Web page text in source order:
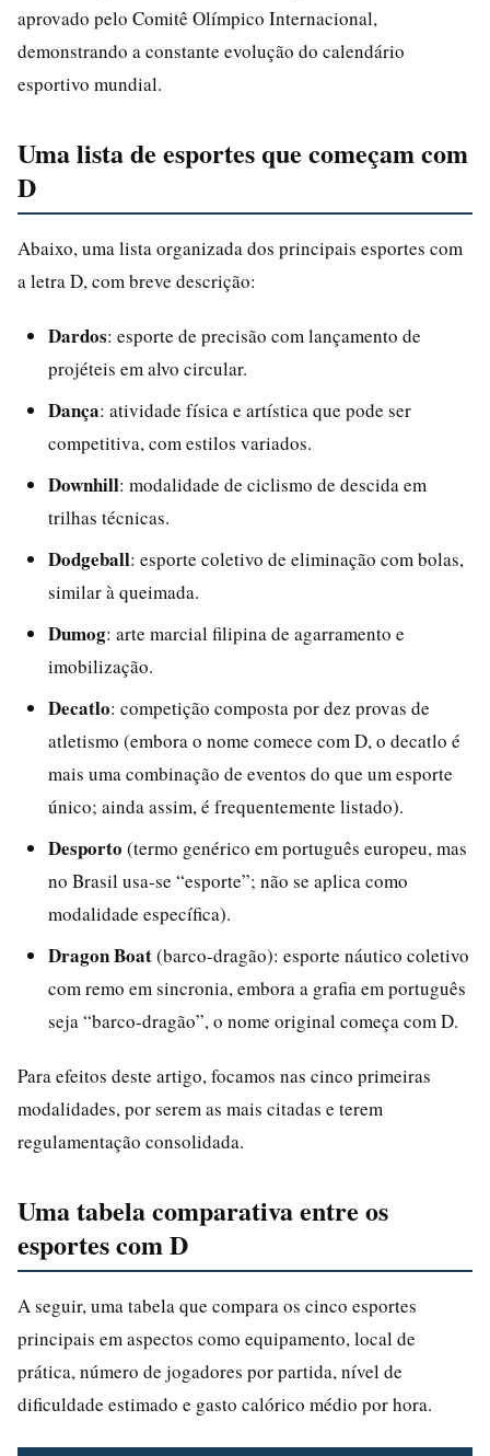
aprovado pelo Comitê Olímpico Internacional,
demonstrando a constante evolução do calendário
esportivo mundial.
Uma lista de esportes que começam com
D
Abaixo, uma lista organizada dos principais esportes com
a letra D, com breve descrição:
Dardos: esporte de precisão com lançamento de
projéteis em alvo circular.
Dança: atividade física e artística que pode ser
competitiva, com estilos variados.
Downhill: modalidade de ciclismo de descida em
trilhas técnicas.
Dodgeball: esporte coletivo de eliminação com bolas,
similar à queimada.
Dumog: arte marcial filipina de agarramento e
imobilização.
Decatlo: competição composta por dez provas de
atletismo (embora o nome comece com D, o decatlo é
mais uma combinação de eventos do que um esporte
único; ainda assim, é frequentemente listado).
Desporto (termo genérico em português europeu, mas
no Brasil usa-se “esporte”; não se aplica como
modalidade específica).
Dragon Boat(barco-dragão): esporte náutico coletivo
com remo em sincronia, embora a grafia em português
seja “barco-dragão”, o nome original começa com D.
Para efeitos deste artigo, focamos nas cinco primeiras
modalidades, por serem as mais citadas e terem
regulamentação consolidada.
Uma tabela comparativa entre os
esportes com D
A seguir, uma tabela que compara os cinco esportes
principais em aspectos como equipamento, local de
prática, número de jogadores por partida, nível de
dificuldade estimado e gasto calórico médio por hora.